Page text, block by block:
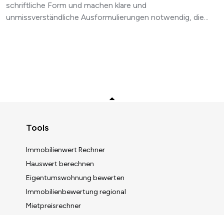
schriftliche Form und machen klare und
unmissverständliche Ausformulierungen notwendig, die...
Tools
Immobilienwert Rechner
Hauswert berechnen
Eigentumswohnung bewerten
Immobilienbewertung regional
Mietpreisrechner